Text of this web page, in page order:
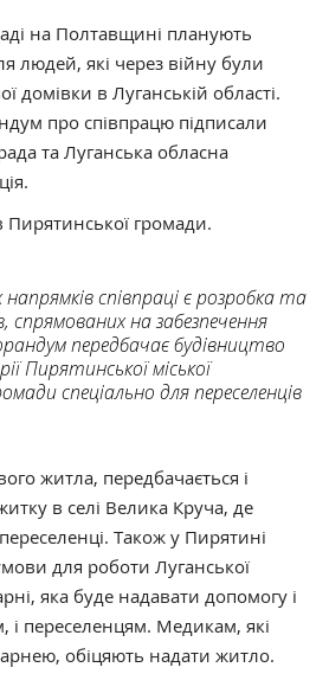
на Полтавщині планують
людей, які через війну були
домівки в Луганській області.
про співпрацю підписали
та Луганська обласна
Пирятинської громади.
співпраці є розробка та
спрямованих на забезпечення
передбачає будівництво
Пирятинської міської
спеціально для переселенців
житла, передбачається і
в селі Велика Круча, де
Також у Пирятині
для роботи Луганської
яка буде надавати допомогу і
переселенцям. Медикам, які
обіцяють надати житло.